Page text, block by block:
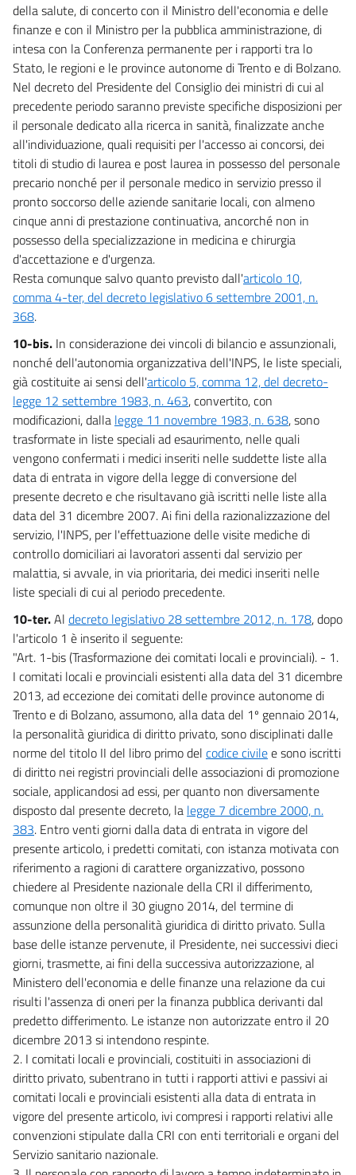
della salute, di concerto con il Ministro dell'economia e delle
finanze e con il Ministro per la pubblica amministrazione, di
intesa con la Conferenza permanente per i rapporti tra lo
Stato, le regioni e le province autonome di Trento e di Bolzano.
Nel decreto del Presidente del Consiglio dei ministri di cui al
precedente periodo saranno previste specifiche disposizioni per
il personale dedicato alla ricerca in sanità, finalizzate anche
all'individuazione, quali requisiti per l'accesso ai concorsi, dei
titoli di studio di laurea e post laurea in possesso del personale
precario nonché per il personale medico in servizio presso il
pronto soccorso delle aziende sanitarie locali, con almeno
cinque anni di prestazione continuativa, ancorché non in
possesso della specializzazione in medicina e chirurgia
d'accettazione e d'urgenza.
Resta comunque salvo quanto previsto dall'articolo 10,
comma 4-ter, del decreto legislativo 6 settembre 2001, n.
368.
10-bis. In considerazione dei vincoli di bilancio e assunzionali,
nonché dell'autonomia organizzativa dell'INPS, le liste speciali,
già costituite ai sensi dell'articolo 5, comma 12, del decreto-
legge 12 settembre 1983, n. 463, convertito, con
modificazioni, dalla legge 11 novembre 1983, n. 638, sono
trasformate in liste speciali ad esaurimento, nelle quali
vengono confermati i medici inseriti nelle suddette liste alla
data di entrata in vigore della legge di conversione del
presente decreto e che risultavano già iscritti nelle liste alla
data del 31 dicembre 2007. Ai fini della razionalizzazione del
servizio, l'INPS, per l'effettuazione delle visite mediche di
controllo domiciliari ai lavoratori assenti dal servizio per
malattia, si avvale, in via prioritaria, dei medici inseriti nelle
liste speciali di cui al periodo precedente.
10-ter.Al decreto legislativo 28 settembre 2012, n. 178, dopo
l'articolo 1 è inserito il seguente:
"Art. 1-bis (Trasformazione dei comitati locali e provinciali). - 1.
I comitati locali e provinciali esistenti alla data del 31 dicembre
2013, ad eccezione dei comitati delle province autonome di
Trento e di Bolzano, assumono, alla data del 1º gennaio 2014,
la personalità giuridica di diritto privato, sono disciplinati dalle
norme del titolo II del libro primo del codice civilee sono iscritti
di diritto nei registri provinciali delle associazioni di promozione
sociale, applicandosi ad essi, per quanto non diversamente
disposto dal presente decreto, la legge 7 dicembre 2000, n.
383. Entro venti giorni dalla data di entrata in vigore del
presente articolo, i predetti comitati, con istanza motivata con
riferimento a ragioni di carattere organizzativo, possono
chiedere al Presidente nazionale della CRI il differimento,
comunque non oltre il 30 giugno 2014, del termine di
assunzione della personalità giuridica di diritto privato. Sulla
base delle istanze pervenute, il Presidente, nei successivi dieci
giorni, trasmette, ai fini della successiva autorizzazione, al
Ministero dell'economia e delle finanze una relazione da cui
risulti l'assenza di oneri per la finanza pubblica derivanti dal
predetto differimento. Le istanze non autorizzate entro il 20
dicembre 2013 si intendono respinte.
2. I comitati locali e provinciali, costituiti in associazioni di
diritto privato, subentrano in tutti i rapporti attivi e passivi ai
comitati locali e provinciali esistenti alla data di entrata in
vigore del presente articolo, ivi compresi i rapporti relativi alle
convenzioni stipulate dalla CRI con enti territoriali e organi del
Servizio sanitario nazionale.